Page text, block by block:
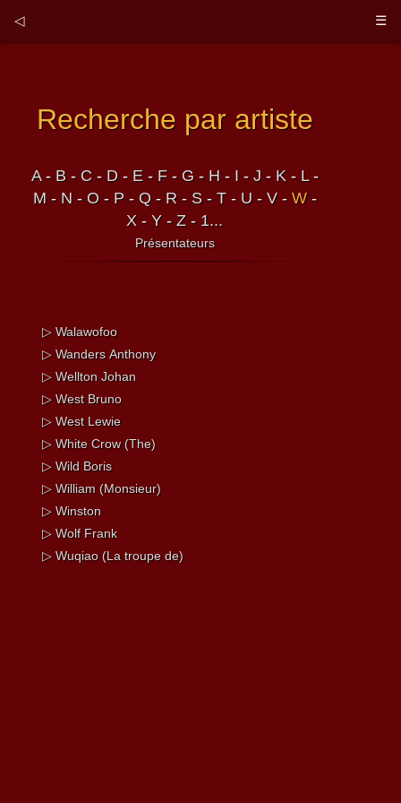
◁ ☰
Recherche par artiste
A- B- C- D- E- F- G- H- I- J- K- L-
M- N- O- P- Q- R- S- T- U- V- W-
X -Y-Z - 1...
Présentateurs
▷ Walawofoo
▷ Wanders Anthony
▷ Wellton Johan
▷ West Bruno
▷ West Lewie
▷ White Crow (The)
▷ Wild Boris
▷ William (Monsieur)
▷ Winston
▷ Wolf Frank
▷ Wuqiao (La troupe de)